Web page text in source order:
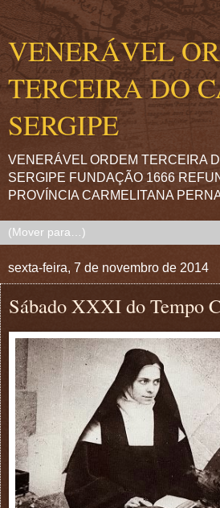
VENERÁVEL
TERCEIRA DO
SERGIPE
VENERÁVEL ORDEM TERCEIRA
SERGIPE FUNDAÇÃO 1666
PROVÍNCIA CARMELITANA
sexta-feira, 7 de novembro de 2014
Sábado XXXI do Tempo